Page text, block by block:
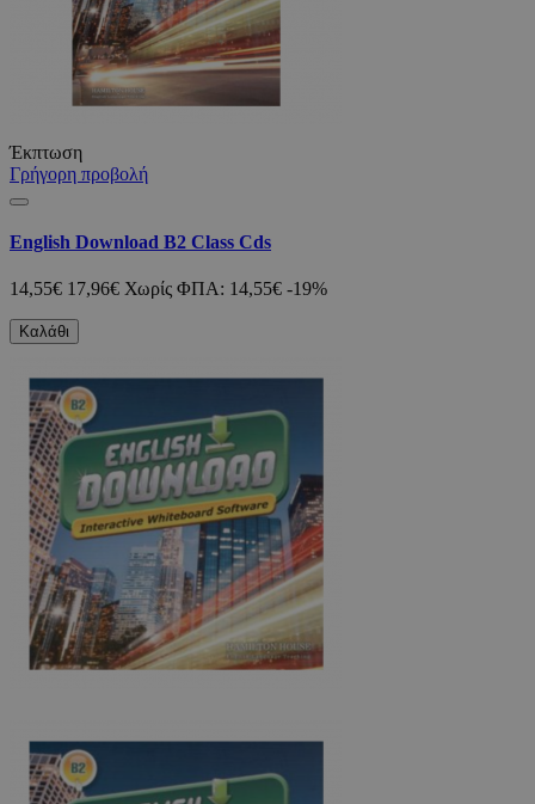
Έκπτωση
Γρήγορη προβολή
English Download B2 Class Cds
14,55€ 17,96€ Χωρίς ΦΠΑ: 14,55€ -19%
Καλάθι